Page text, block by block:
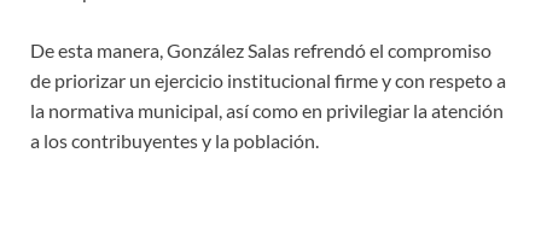
De esta manera, González Salas refrendó el compromiso
de priorizar un ejercicio institucional firme y con respeto a
la normativa municipal, así como en privilegiar la atención
a los contribuyentes y la población.